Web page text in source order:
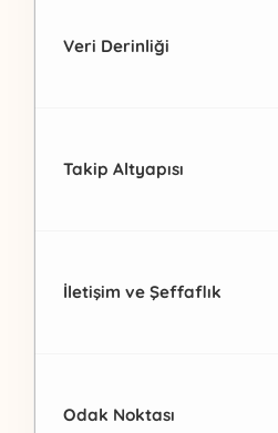
Veri Derinliği
Takip Altyapısı
İletişim ve Şeffaflık
Odak Noktası